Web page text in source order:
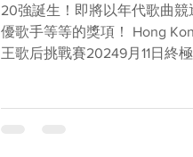
20強誕生！即將以年代歌曲
優歌手等等的獎項！ Hong
王歌后挑戰賽20249月11日終